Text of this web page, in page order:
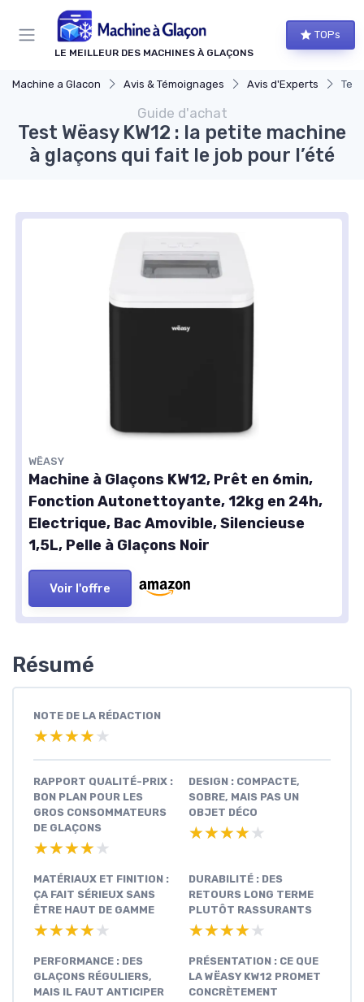
LE MEILLEUR DES MACHINES À GLAÇONS
TOPs
Machine a Glacon Avis & Témoignages Avis d'Experts
Guide d'achat
Test Wëasy KW12 : la petite machine
à glaçons qui fait le job pour l’été
WËASY
Machine à Glaçons KW12, Prêt en 6min,
Fonction Autonettoyante, 12kg en 24h,
Electrique, Bac Amovible, Silencieuse
1,5L, Pelle à Glaçons Noir
Voir l'offre
Résumé
NOTE DE LA RÉDACTION
★★★★★
★★★★★
RAPPORT QUALITÉ-PRIX :
BON PLAN POUR LES
GROS CONSOMMATEURS
DE GLAÇONS
★★★★★
★★★★★
DESIGN : COMPACTE,
SOBRE, MAIS PAS UN
OBJET DÉCO
★★★★★
★★★★★
MATÉRIAUX ET FINITION :
ÇA FAIT SÉRIEUX SANS
ÊTRE HAUT DE GAMME
★★★★★
★★★★★
DURABILITÉ : DES
RETOURS LONG TERME
PLUTÔT RASSURANTS
★★★★★
★★★★★
PERFORMANCE : DES
GLAÇONS RÉGULIERS,
MAIS IL FAUT ANTICIPER
PRÉSENTATION : CE QUE
LA WËASY KW12 PROMET
CONCRÈTEMENT
Panneau de gestion des cookies